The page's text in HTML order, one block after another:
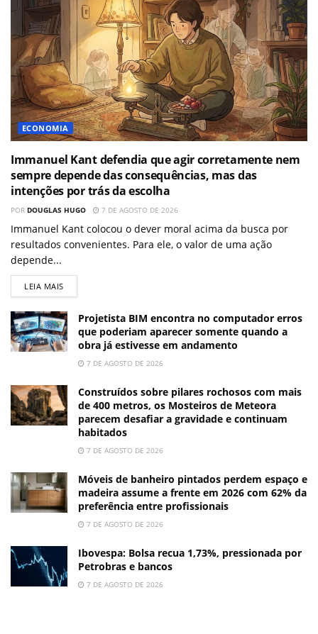
ECONOMIA
Immanuel Kant defendia que agir corretamente nem
sempre depende das consequências, mas das
intenções por trás da escolha
POR DOUGLAS HUGO 7 DE AGOSTO DE 2026
Immanuel Kant colocou o dever moral acima da busca por
resultados convenientes. Para ele, o valor de uma ação
depende...
LEIA MAIS
Projetista BIM encontra no computador erros
que poderiam aparecer somente quando a
obra já estivesse em andamento
7 DE AGOSTO DE 2026
Construídos sobre pilares rochosos com mais
de 400 metros, os Mosteiros de Meteora
parecem desafiar a gravidade e continuam
habitados
7 DE AGOSTO DE 2026
Móveis de banheiro pintados perdem espaço e
madeira assume a frente em 2026 com 62% da
preferência entre profissionais
7 DE AGOSTO DE 2026
Ibovespa: Bolsa recua 1,73%, pressionada por
Petrobras e bancos
7 DE AGOSTO DE 2026